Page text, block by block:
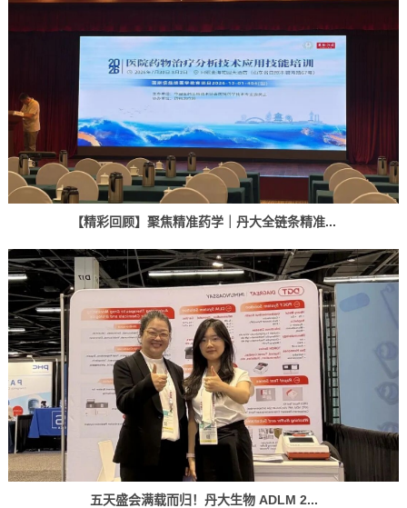
【精彩回顾】聚焦精准药学｜丹大全链条精准...
五天盛会满载而归！丹大生物 ADLM 2...